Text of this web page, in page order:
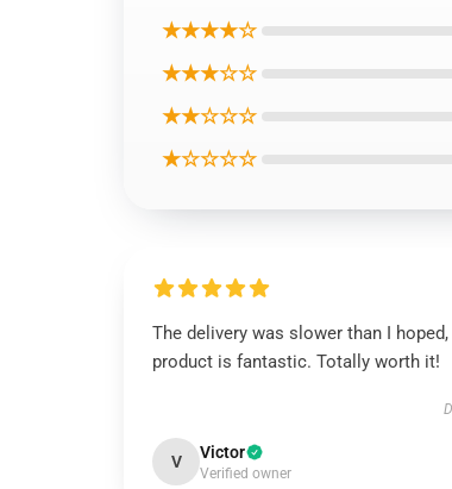
★★★★☆
★★★☆☆
★★☆☆☆
★☆☆☆☆
The delivery was slower than I
product is fantastic. Totally worth it!
V Victor
Verified owner